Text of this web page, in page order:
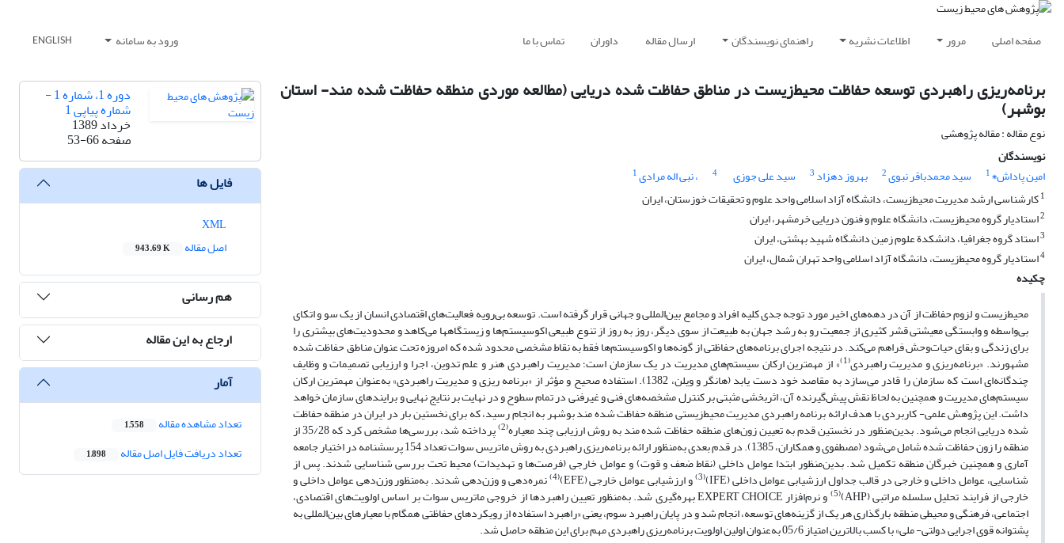
صفحه اصلی مرور اطلاعات نشریه راهنمای نویسندگان ارسال مقاله داوران تماس با ما ورود به سامانه ENGLISH
برنامه‌ریزی راهبردی توسعه حفاظت محیط‌زیست در مناطق حفاظت شده دریایی (مطالعه موردی منطقه حفاظت شده مند- استان
بوشهر)
نوع مقاله : مقاله پژوهشی
نویسندگان
امین پاداش٭1 سید محمدباقر نبوی2 بهروز دهزاد 3 سید علی جوزی 4 ، نبی اله مرادی1
1کارشناسی ارشد مدیریت محیط‌زیست، دانشگاه آزاد اسلامی واحد علوم و تحقیقات خوزستان، ایران
2استادیار گروه محیط‌زیست، دانشگاه علوم و فنون دریایی خرمشهر، ایران
3استاد گروه جغرافیا، دانشکدة علوم زمین دانشگاه شهید بهشتی، ایران
4استادیار گروه محیط‌زیست، دانشگاه آزاد اسلامی واحد تهران شمال، ایران
چکیده
محیط‌زیست و لزوم حفاظت از آن در دهه‌های اخیر مورد توجه جدی کلیه افراد و مجامع بین‌المللی و جهانی قرار گرفته است. توسعه بی‌رویه فعالیت‌های اقتصادی انسان از یک سو و اتکای
بی‌واسطه و وابستگی معیشتی قشر کثیری از جمعیت رو به رشد جهان به طبیعت از سوی دیگر، روز به روز از تنوع طبیعی اکوسیستم‌ها و زیستگاهها می‌کاهد و محدودیت‌های بیشتری را
برای زندگی و بقای حیات‌وحش فراهم می‌کند. در نتیجه اجرای برنامه‌های حفاظتی از گونه‌ها و اکوسیستم‌ها فقط به نقاط مشخصی محدود شده که امروزه تحت عنوان مناطق حفاظت شده
مشهورند. «برنامه‌ریزی و مدیریت راهبردی(1) » از مهمترین ارکان سیستم‌های مدیریت در یک سازمان است؛ مدیریت راهبردی هنر و علم تدوین، اجرا و ارزیابی تصمیمات و وظایف
چندگانه‌ای است که سازمان را قادر می‌سازد به مقاصد خود دست یابد (هانگر و ویلن، 1382). استفاده صحیح و مؤثر از «برنامه ریزی و مدیریت راهبردی» به‌عنوان مهمترین ارکان
سیستم‌های مدیریت و همچنین به لحاظ نقش پیش‌گیرنده آن، اثربخشی مثبتی بر کنترل مشخصه‌های فنی و غیرفنی در تمام سطوح و در نهایت بر نتایج نهایی و برایندهای سازمان خواهد
داشت. این پژوهش علمی- کاربردی با هدف ارائه برنامه راهبردی مدیریت محیط‌زیستی منطقه حفاظت شده مند بوشهر به انجام رسید، که برای نخستین بار در ایران در منطقه حفاظت
شده دریایی انجام می‌شود. بدین‌منظور در نخستین قدم به تعیین زون‌های منطقه حفاظت شده مند به روش ارزیابی چند معیاره(2) پرداخته شد، بررسی‌ها مشخص کرد که 35/28 از
منطقه را زون حفاظت شده شامل می‌شود (مصطفوی و همکاران، 1385). در قدم بعدی به‌منظور ارائه برنامه‌ریزی راهبردی به روش ماتریس سوات تعداد 154 پرسشنامه در اختیار جامعه
آماری و همچنین خبرگان منطقه تکمیل شد. بدین‌منظور ابتدا عوامل داخلی (نقاط ضعف و قوت) و عوامل خارجی (فرصت‌ها و تهدیدات) محیط تحت بررسی شناسایی شدند. پس از
شناسایی، عوامل داخلی و خارجی در قالب جداول ارزشیابی عوامل داخلی (IFE) (3) و ارزشیابی عوامل خارجی (EFE) (4) نمره‌دهی و وزن‌دهی شدند. به‌منظور وزن‌دهی عوامل داخلی و
خارجی از فرایند تحلیل سلسله مراتبی (AHP) (5) و نرم‌افزار EXPERT CHOICE بهره‌گیری شد. به‌منظور تعیین راهبردها از خروجی ماتریس سوات بر اساس اولویت‌های اقتصادی،
اجتماعی، فرهنگی و محیطی منطقه بارگذاری هر یک از گزینه‌های توسعه، انجام شد و در پایان راهبرد سوم، یعنی «راهبرد استفاده از رویکردهای حفاظتی همگام با معیارهای بین‌المللی به
پشتوانه قوی اجرایی دولتی- ملی» با کسب بالاترین امتیاز 05/6 به‌عنوان اولین اولویت برنامه‌ریزی راهبردی مهم برای این منطقه حاصل شد.
دوره 1، شماره 1 -
شماره پیاپی 1
خرداد 1389
صفحه53-66
فایل ها
اصل مقاله
943.69 K
هم رسانی
ارجاع به این مقاله
آمار
تعداد مشاهده مقاله 1,558
تعداد دریافت فایل اصل مقاله 1,898